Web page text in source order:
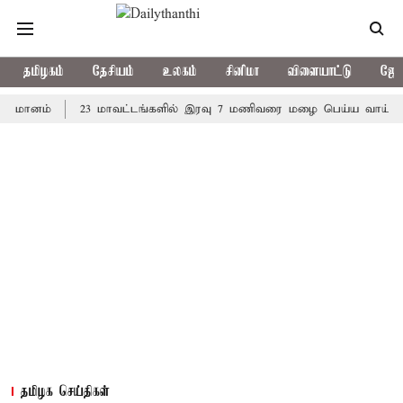
தமிழகம் தேசியம் உலகம் சினிமா விளையாட்டு
23 மாவட்டங்களில் இரவு 7 மணிவரை மழை பெய்ய வாய்ப்பு
தமிழக செய்திகள்